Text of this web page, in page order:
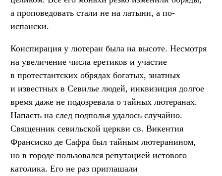
а проповедовать стали не на латыни, а по-
испански.
Конспирация у лютеран была на высоте. Несмотря
на увеличение числа еретиков и участие
в протестантских обрядах богатых, знатных
и известных в Севилье людей, инквизиция долгое
время даже не подозревала о тайных лютеранах.
Напасть на след подполья удалось случайно.
Священник севильской церкви св. Викентия
Франсиско де Сафра был тайным лютеранином,
но в городе пользовался репутацией истового
католика. Его не раз приглашали